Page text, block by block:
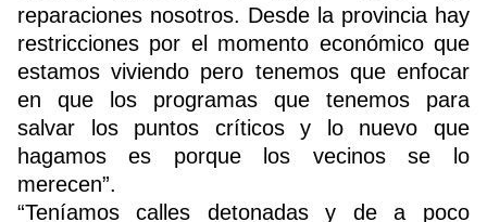
reparaciones nosotros. Desde la provincia hay
restricciones por el momento económico que
estamos viviendo pero tenemos que enfocar
en que los programas que tenemos para
salvar los puntos críticos y lo nuevo que
hagamos es porque los vecinos se lo
merecen”.
“Teníamos calles detonadas y de a poco